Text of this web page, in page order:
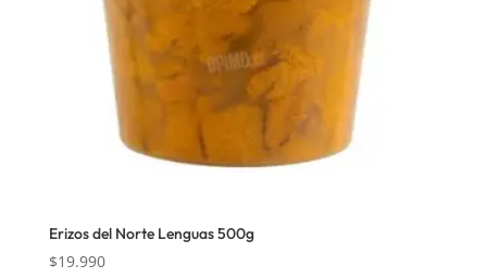
Erizos del Norte Lenguas 500g
$19.990